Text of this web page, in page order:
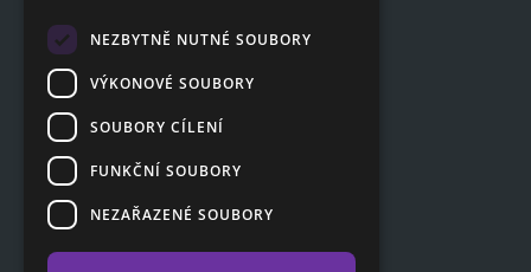
Poradna
Zákaznická sekce
Kontakty
NEZBYTNĚ NUTNÉ SOUBORY
VÝKONOVÉ SOUBORY
SOUBORY CÍLENÍ
FUNKČNÍ SOUBORY
NEZAŘAZENÉ SOUBORY